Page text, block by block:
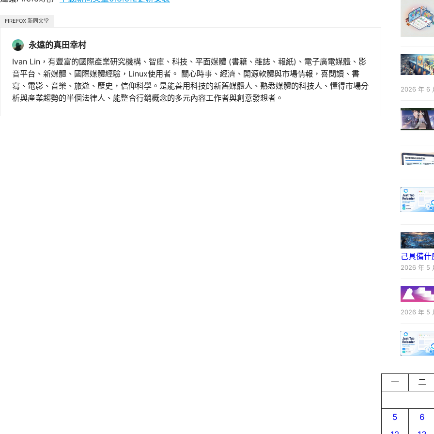
FIREFOX 新同文堂
永遠的真田幸村
Ivan Lin，有豐富的國際產業研究機構、智庫、科技、平面媒體 (書籍、雜誌、報紙)、電子廣電媒體、影
音平台、新媒體、國際媒體經驗，Linux使用者。 關心時事、經濟、開源軟體與市場情報，喜閱讀、書
寫、電影、音樂、旅遊、歷史，信仰科學。是能善用科技的新舊媒體人、熟悉媒體的科技人、懂得市場分
析與產業趨勢的半個法律人、能整合行銷概念的多元內容工作者與創意發想者。
2026 年 6
己具備什
2026 年 5
2026 年 5
一 二
5
6